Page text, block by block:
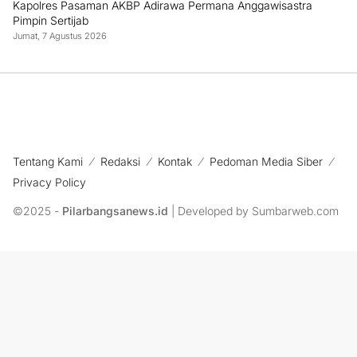
Kapolres Pasaman AKBP Adirawa Permana Anggawisastra
Pimpin Sertijab
Jumat, 7 Agustus 2026
Tentang Kami Redaksi Kontak
Pedoman Media Siber
Privacy Policy
©2025 - Pilarbangsanews.id | Developed by Sumbarweb.com